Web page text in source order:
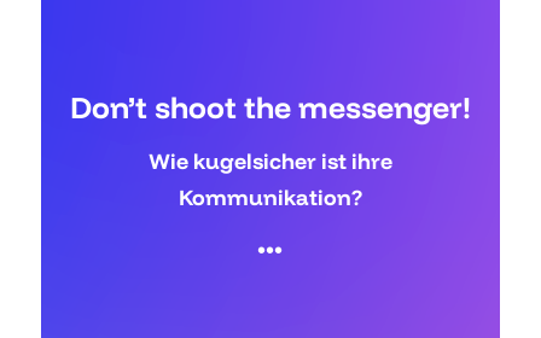
Don’t shoot the messenger!
Wie kugelsicher ist ihre
Kommunikation?
•••